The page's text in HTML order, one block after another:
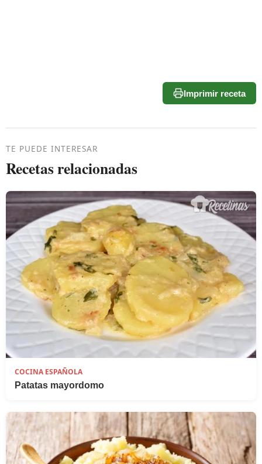
Imprimir receta
TE PUEDE INTERESAR
Recetas relacionadas
COCINA ESPAÑOLA
Patatas mayordomo